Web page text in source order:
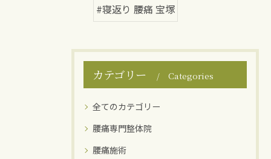
#寝返り 腰痛 宝塚
カテゴリー Categories
全てのカテゴリー
腰痛専門整体院
腰痛施術